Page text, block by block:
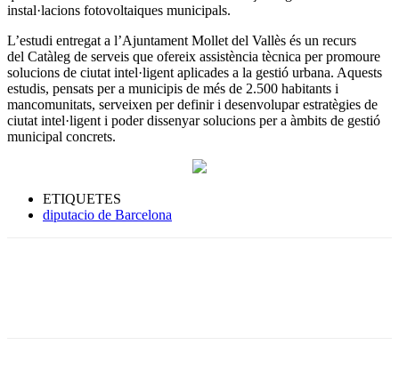
instal·lacions fotovoltaiques municipals.
L’estudi entregat a l’Ajuntament Mollet del Vallès és un recurs
del Catàleg de serveis que ofereix assistència tècnica per promoure
solucions de ciutat intel·ligent aplicades a la gestió urbana. Aquests
estudis, pensats per a municipis de més de 2.500 habitants i
mancomunitats, serveixen per definir i desenvolupar estratègies de
ciutat intel·ligent i poder dissenyar solucions per a àmbits de gestió
municipal concrets.
ETIQUETES
diputacio de Barcelona